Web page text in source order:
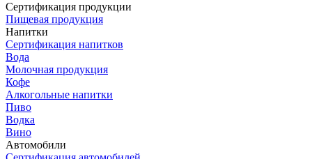
Сертификация продукции
Пищевая продукция
Напитки
Сертификация напитков
Вода
Молочная продукция
Кофе
Алкогольные напитки
Пиво
Водка
Вино
Автомобили